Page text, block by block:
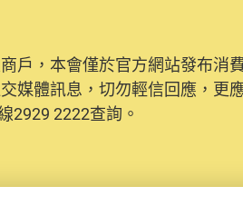
戶，本會僅於官方網站發布消
媒體訊息，切勿輕信回應，更
2929 2222查詢。